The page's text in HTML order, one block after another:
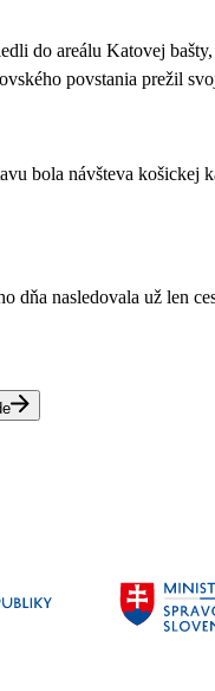
do areálu Katovej
povstania prežil
bola návšteva košickej
dňa nasledovala už len